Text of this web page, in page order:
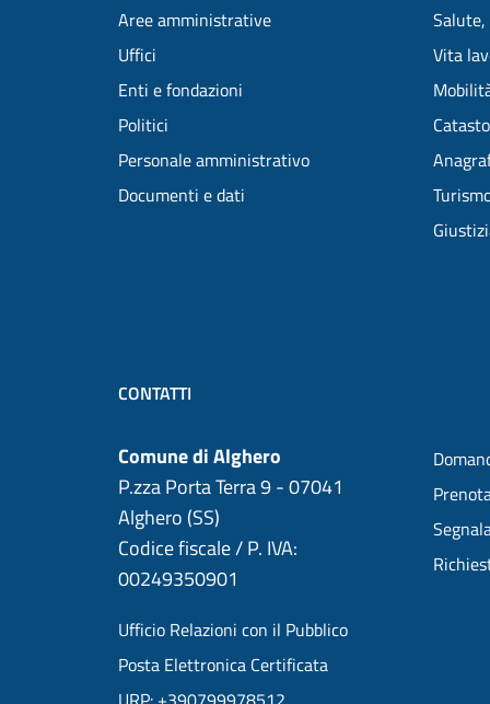
Aree amministrative
Uffici
Enti e fondazioni
Politici
Personale amministrativo
Documenti e dati
Salute,
Vita
CONTATTI
Comune di Alghero
P.zza Porta Terra 9 - 07041
Alghero (SS)
Codice fiscale / P. IVA:
00249350901
Ufficio Relazioni con il Pubblico
Posta Elettronica Certificata